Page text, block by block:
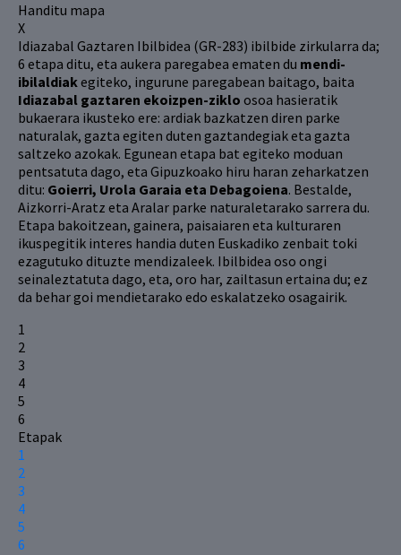
Handitu mapa
X
Idiazabal Gaztaren Ibilbidea (GR-283) ibilbide zirkularra da;
6 etapa ditu, eta aukera paregabea ematen du mendi-
ibilaldiakegiteko, ingurune paregabean baitago, baita
Idiazabal gaztaren ekoizpen-ziklo osoa hasieratik
bukaerara ikusteko ere: ardiak bazkatzen diren parke
naturalak, gazta egiten duten gaztandegiak eta gazta
saltzeko azokak. Egunean etapa bat egiteko moduan
pentsatuta dago, eta Gipuzkoako hiru haran zeharkatzen
ditu: Goierri, Urola Garaia eta Debagoiena. Bestalde,
Aizkorri-Aratz eta Aralar parke naturaletarako sarrera du.
Etapa bakoitzean, gainera, paisaiaren eta kulturaren
ikuspegitik interes handia duten Euskadiko zenbait toki
ezagutuko dituzte mendizaleek. Ibilbidea oso ongi
seinaleztatuta dago, eta, oro har, zailtasun ertaina du; ez
da behar goi mendietarako edo eskalatzeko osagairik.
1
2
3
4
5
6
Etapak
1
2
3
4
5
6